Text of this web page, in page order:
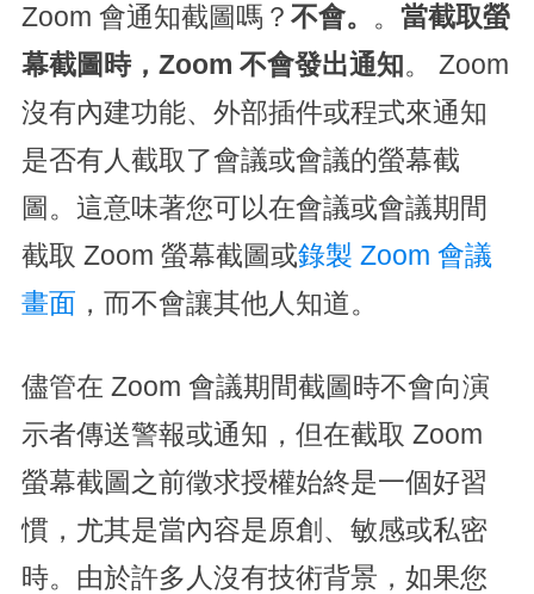
Zoom 會通知截圖嗎？ 不會。 。 當截取螢
幕截圖時，Zoom 不會發出通知。 Zoom
沒有內建功能、外部插件或程式來通知
是否有人截取了會議或會議的螢幕截
圖。這意味著您可以在會議或會議期間
截取 Zoom 螢幕截圖或錄製 Zoom 會議
畫面 ，而不會讓其他人知道。
儘管在 Zoom 會議期間截圖時不會向演
示者傳送警報或通知，但在截取 Zoom
螢幕截圖之前徵求授權始終是一個好習
慣，尤其是當內容是原創、敏感或私密
時。由於許多人沒有技術背景，如果您